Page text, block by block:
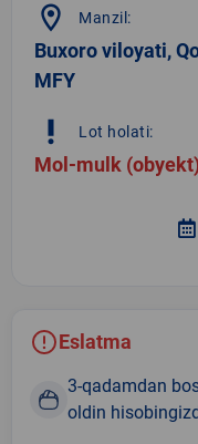
location_on Manzil:
Buxoro viloyati,
MFY
priority_high Lot holati:
Mol-mulk
Eslatma
3-qadamdan
oldin